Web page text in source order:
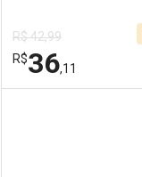
R$ 42,99
R$36,11